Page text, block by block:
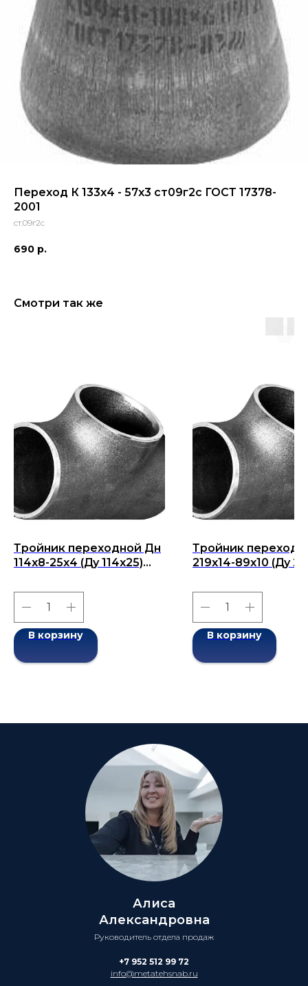
Переход К 133х4 - 57х3 ст09г2с ГОСТ 17378-
2001
ст.09г2с
690 р.
Смотри так же
Тройник переходной Дн
114х8-25х4 (Ду 114х25)
2001
В корзину
Тройник
219х14-89х10 (Ду
2001
В корзину
Алиса
Александровна
Руководитель отдела продаж
+7 952 512 99 72
info@metatehsnab.ru